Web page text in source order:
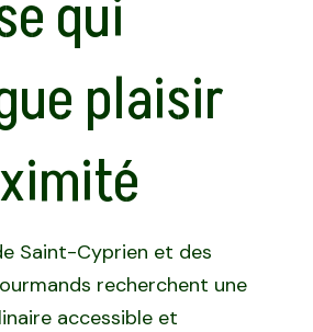
qui
plaisir
Saint-Cyprien et des
recherchent une
accessible et